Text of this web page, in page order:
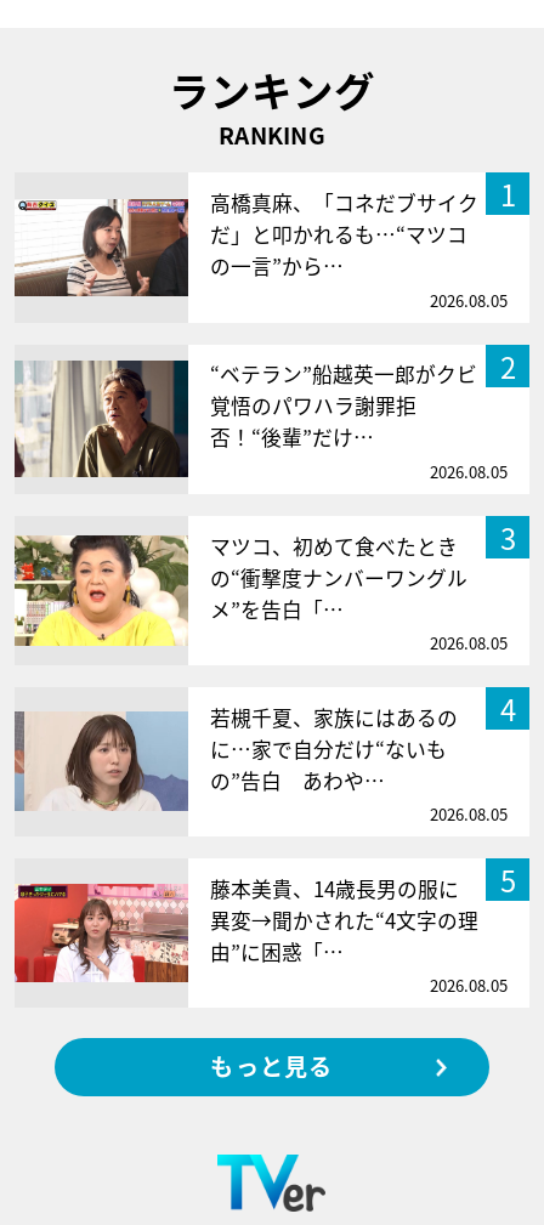
ランキング
RANKING
1
高橋真麻、「コネだブサイク
だ」と叩かれるも…“マツコ
の一言”から…
2026.08.05
2
“ベテラン”船越英一郎がクビ
覚悟のパワハラ謝罪拒
否！“後輩”だけ…
2026.08.05
3
マツコ、初めて食べたとき
の“衝撃度ナンバーワングル
メ”を告白「…
2026.08.05
4
若槻千夏、家族にはあるの
に…家で自分だけ“ないも
の”告白 あわや…
2026.08.05
5
藤本美貴、14歳長男の服に
異変→聞かされた“4文字の理
由”に困惑「…
2026.08.05
もっと見る